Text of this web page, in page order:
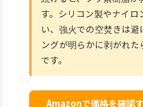
す。シリコン製やナイロ
い、強火での空焚きは避
ングが明らかに剥がれ
です。
Amazonで価格を確認